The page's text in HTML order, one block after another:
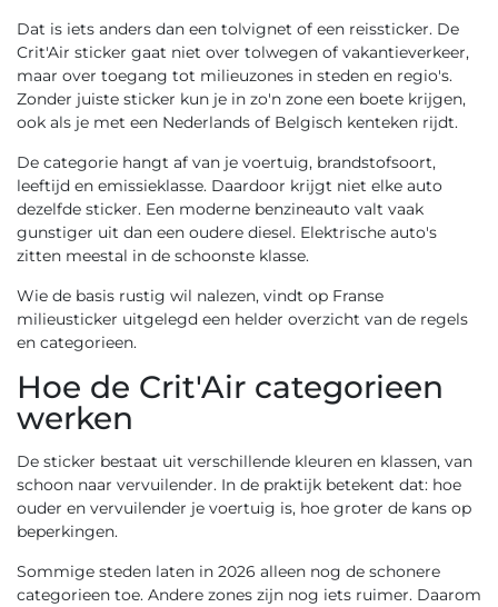
Dat is iets anders dan een tolvignet of een reissticker. De
Crit'Air sticker gaat niet over tolwegen of vakantieverkeer,
maar over toegang tot milieuzones in steden en regio's.
Zonder juiste sticker kun je in zo'n zone een boete krijgen,
ook als je met een Nederlands of Belgisch kenteken rijdt.
De categorie hangt af van je voertuig, brandstofsoort,
leeftijd en emissieklasse. Daardoor krijgt niet elke auto
dezelfde sticker. Een moderne benzineauto valt vaak
gunstiger uit dan een oudere diesel. Elektrische auto's
zitten meestal in de schoonste klasse.
Wie de basis rustig wil nalezen, vindt op Franse
milieusticker uitgelegd een helder overzicht van de regels
en categorieen.
Hoe de Crit'Air categorieen
werken
De sticker bestaat uit verschillende kleuren en klassen, van
schoon naar vervuilender. In de praktijk betekent dat: hoe
ouder en vervuilender je voertuig is, hoe groter de kans op
beperkingen.
Sommige steden laten in 2026 alleen nog de schonere
categorieen toe. Andere zones zijn nog iets ruimer. Daarom